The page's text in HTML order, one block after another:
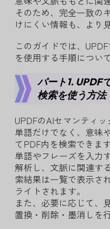
そのため、完全一致の
けにくい情報も、より
このガイドでは、
を使用する手順につい
パート1. UPDF
検索を使う方法
UPDFのAIセマンティ
単語だけでなく、意味
てPDF内を検索できます
単語やフレーズを入力
解析し、文脈に関連す
索結果は一覧で表示さ
ライトされます。
また、必要に応じて、
置換・削除・墨消しを